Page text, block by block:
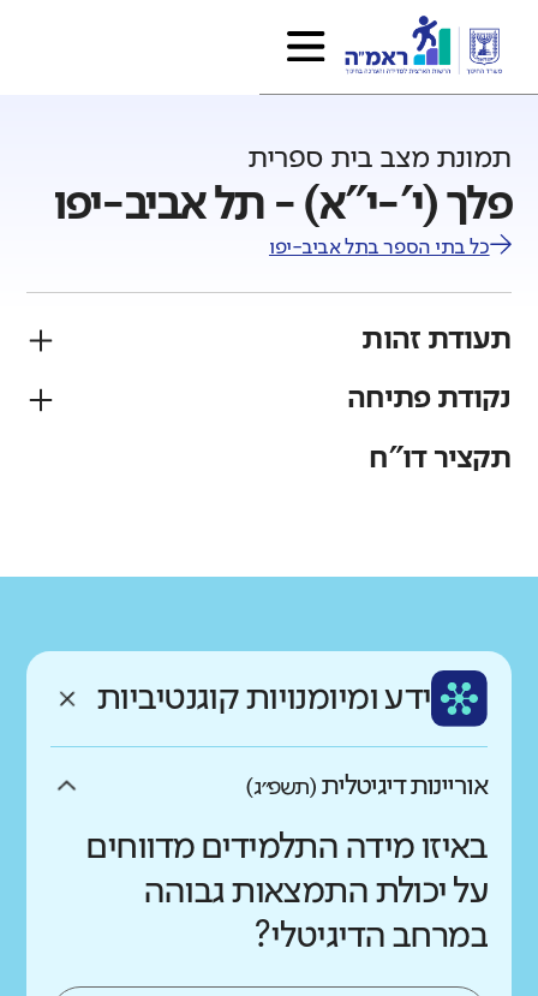
תמונת מצב בית ספרית
פלך (י'-י"א) - תל אביב-יפו
כל בתי הספר בתל אביב-יפו
תעודת זהות
פיקוח
נקודת פתיחה
רקע חברתי כלכלי
ממוצע תלמידים בכיתה
גבוה נמוך
תקציר דו"ח
ידע ומיומנויות קוגנטיביות
אוריינות דיגיטלית (תשפ״ג)
באיזו מידה התלמידים מדווחים
על יכולת התמצאות גבוהה
במרחב הדיגיטלי?